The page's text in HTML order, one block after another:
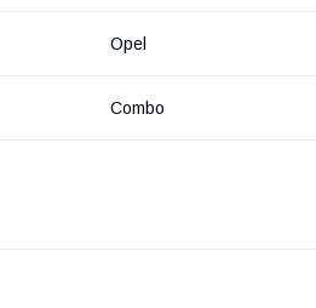
Opel
Combo